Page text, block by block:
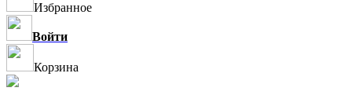
Избранное
Войти
Корзина